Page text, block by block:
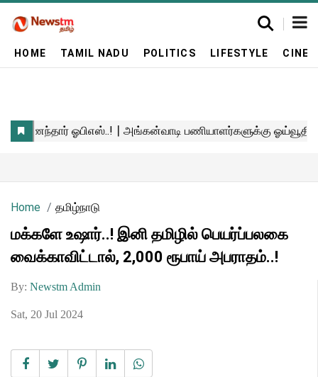
HOME TAMIL NADU POLITICS LIFESTYLE
Home தமிழ்நாடு
மக்களே உஷார்..! இனி தமிழில் பெயர்ப்பலகை
வைக்காவிட்டால், 2,000 ரூபாய் அபராதம்..!
By: Newstm Admin
Sat, 20 Jul 2024